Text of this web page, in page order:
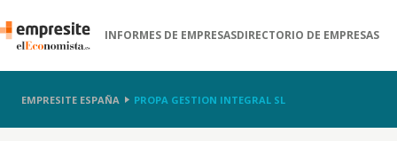
INFORMES DE EMPRESASDIRECTORIO DE EMPRESAS
EMPRESITE ESPAÑA PROPA GESTION INTEGRAL SL